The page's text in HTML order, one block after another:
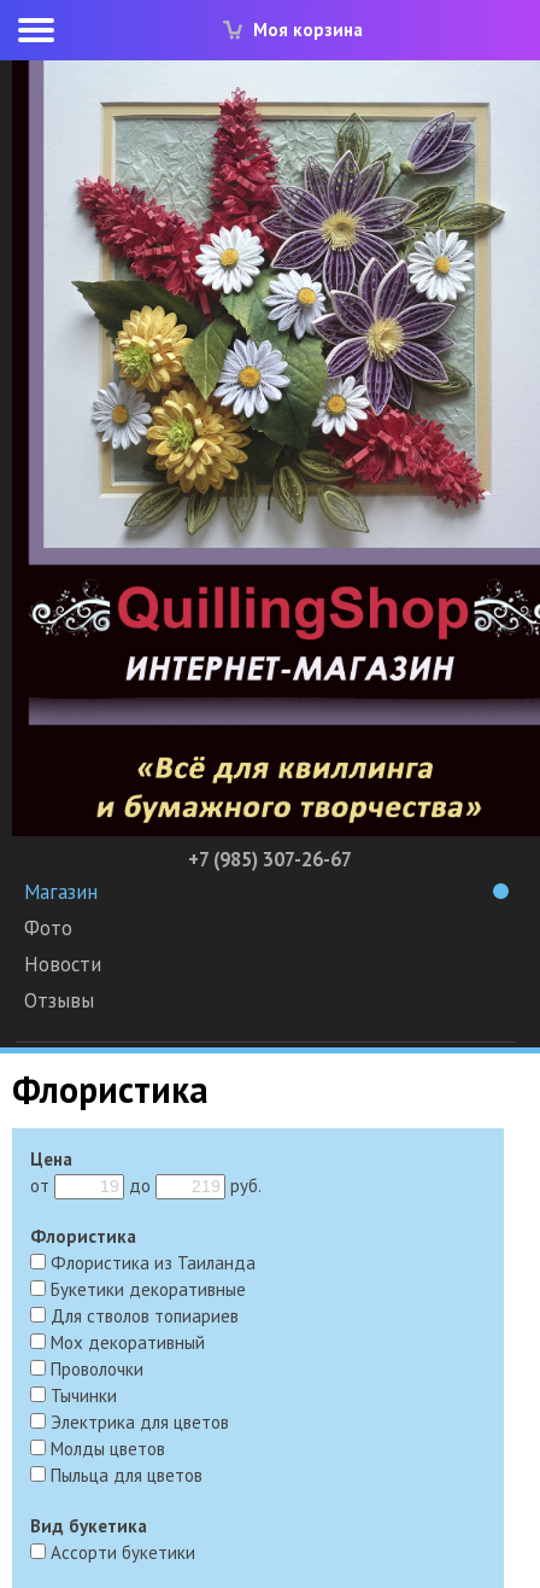
Моя корзина
+7 (985) 307-26-67
Магазин
Фото
Новости
Отзывы
Флористика
Цена
от
до руб.
Флористика
Флористика из Таиланда
Букетики декоративные
Для стволов топиариев
Мох декоративный
Проволочки
Тычинки
Электрика для цветов
Молды цветов
Пыльца для цветов
Вид букетика
Ассорти букетики